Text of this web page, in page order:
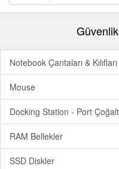
Notebook Çantaları & Kılıfları
Mouse
Docking Station - Port
RAM Bellekler
SSD Diskler